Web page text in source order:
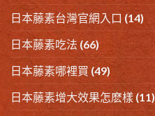
日本藤素台灣官網入口 (14)
日本藤素吃法 (66)
日本藤素哪裡買 (49)
日本藤素增大效果怎麽樣 (11)